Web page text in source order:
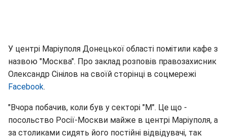
У центрі Маріуполя Донецької області помітили кафе з
назвою "Москва". Про заклад розповів правозахисник
Олександр Сінілов на своїй сторінці в соцмережі
Facebook.
"Вчора побачив, коли був у секторі "М". Це що -
посольство Росії-Москви майже в центрі Маріуполя, а
за столиками сидять його постійні відвідувачі, так